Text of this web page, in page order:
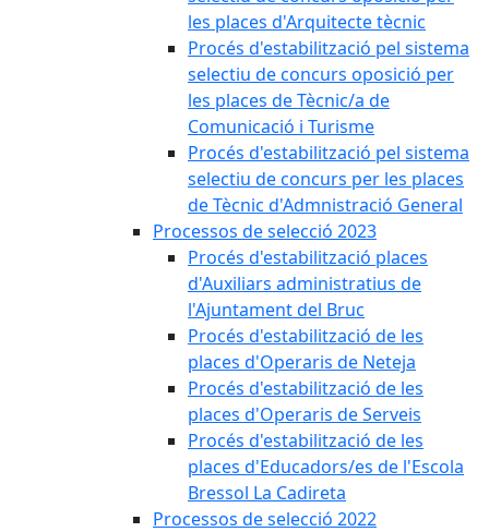
les places d'Arquitecte tècnic
Procés d'estabilització pel sistema
selectiu de concurs oposició per
les places de Tècnic/a de
Comunicació i Turisme
Procés d'estabilització pel sistema
selectiu de concurs per les places
de Tècnic d'Admnistració General
Processos de selecció 2023
Procés d'estabilització places
d'Auxiliars administratius de
l'Ajuntament del Bruc
Procés d'estabilització de les
places d'Operaris de Neteja
Procés d'estabilització de les
places d'Operaris de Serveis
Procés d'estabilització de les
places d'Educadors/es de l'Escola
Bressol La Cadireta
Processos de selecció 2022